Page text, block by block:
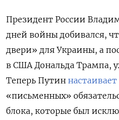
Президент России
дней войны добивался,
двери» для Украины, а
в США Дональда Трампа,
Теперь Путин настаивает
«письменных»
блока, которые был